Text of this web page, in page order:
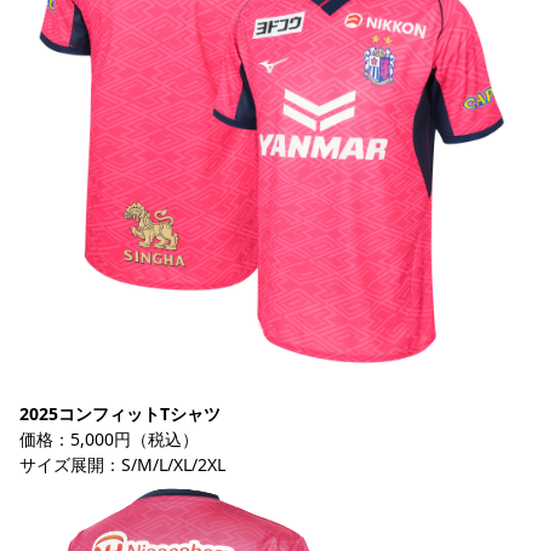
2025コンフィットTシャツ
価格：5,000円（税込）
サイズ展開：S/M/L/XL/2XL